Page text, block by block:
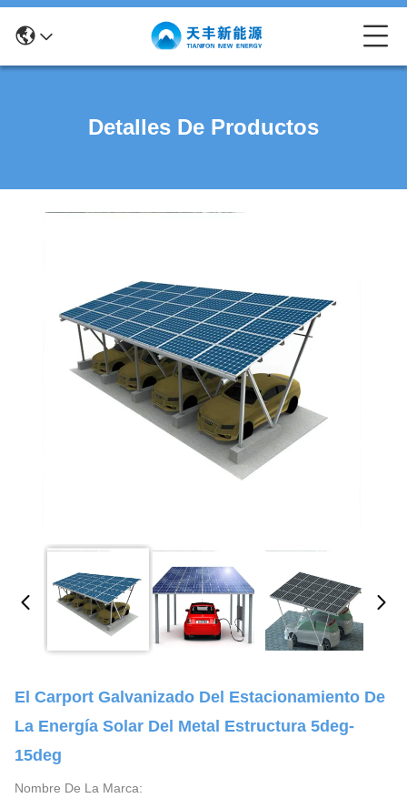
Detalles De Productos
El Carport Galvanizado Del Estacionamiento De
La Energía Solar Del Metal Estructura 5deg-
15deg
Nombre De La Marca: